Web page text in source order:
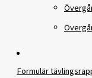
Formulär